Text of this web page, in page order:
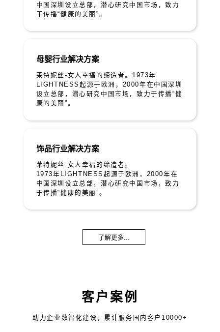
中国深圳设立总部，潜心研究中国市场，致力
于传播“健康的美丽”。
母婴行业解决方案
莱特妮丝-女人幸福的缔造者。1973年
LIGHTNESS起源于欧洲，2000年在中国深圳
设立总部，潜心研究中国市场，致力于传播“健
康的美丽”。
饰品行业解决方案
莱特妮丝-女人幸福的缔造者。
1973年LIGHTNESS起源于欧洲，2000年在
中国深圳设立总部，潜心研究中国市场，致力
于传播“健康的美丽”。
了解更多...
客户案例
助力企业数智化建设，累计服务国内客户10000+